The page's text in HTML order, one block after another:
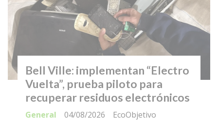
Bell Ville: implementan “Electro
Vuelta”, prueba piloto para
recuperar residuos electrónicos
EcoObjetivo
General 04/08/2026